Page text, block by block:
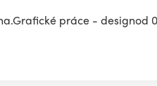
práce - designod